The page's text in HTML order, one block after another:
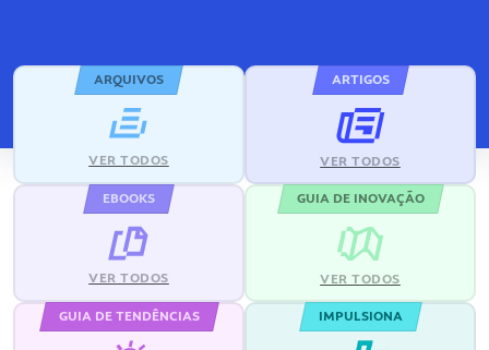
ARQUIVOS
VER TODOS
ARTIGOS
VER TODOS
EBOOKS
VER TODOS
GUIA DE INOVAÇÃO
VER TODOS
GUIA DE TENDÊNCIAS IMPULSIONA